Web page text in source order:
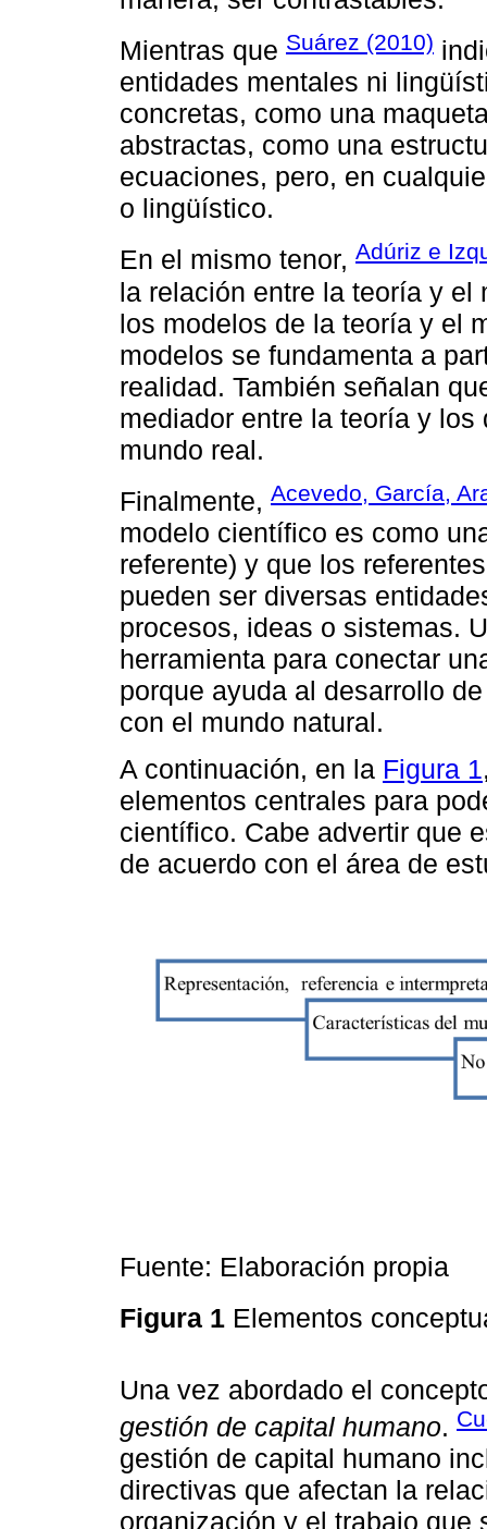
Mientras que Suárez (2010)
entidades mentales ni
concretas, como una
abstractas, como una
ecuaciones, pero, en
o lingüístico.
En el mismo tenor, Adúriz e
la relación entre la teoría y
los modelos de la teoría y el
modelos se fundamenta a
realidad. También señalan
mediador entre la teoría y
mundo real.
Finalmente, Acevedo, García,
modelo científico es como
referente) y que los
pueden ser diversas
procesos, ideas o sistemas.
herramienta para conectar
porque ayuda al desarrollo
con el mundo natural.
A continuación, en la Figura 1
elementos centrales para
científico. Cabe advertir que
de acuerdo con el área de
Fuente: Elaboración propia
Figura 1 Elementos
Una vez abordado el
gestión de capital humano.
gestión de capital humano
directivas que afectan la
organización y el trabajo que